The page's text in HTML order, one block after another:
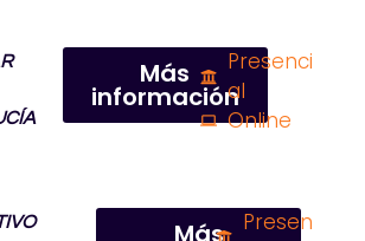
Más
información
Presenci
al
Online
Más
Presen